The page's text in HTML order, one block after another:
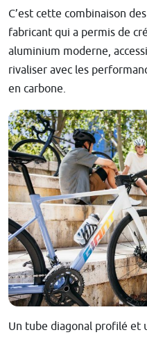
C’est cette combinaison
fabricant qui a permis de
aluminium moderne,
rivaliser avec les
en carbone.
Un tube diagonal profilé et